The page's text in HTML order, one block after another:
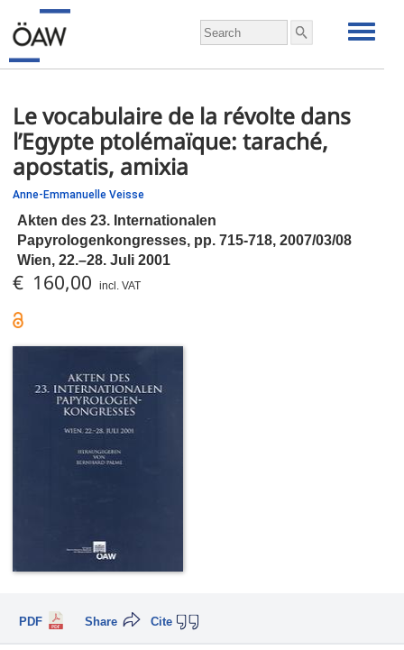
Le vocabulaire de la révolte dans
l’Egypte ptolémaïque: taraché,
apostatis, amixia
Anne-Emmanuelle Veisse
Akten des 23. Internationalen
Papyrologenkongresses, pp. 715-718, 2007/03/08
Wien, 22.–28. Juli 2001
€ 160,00 incl. VAT
PDF Cite
Share